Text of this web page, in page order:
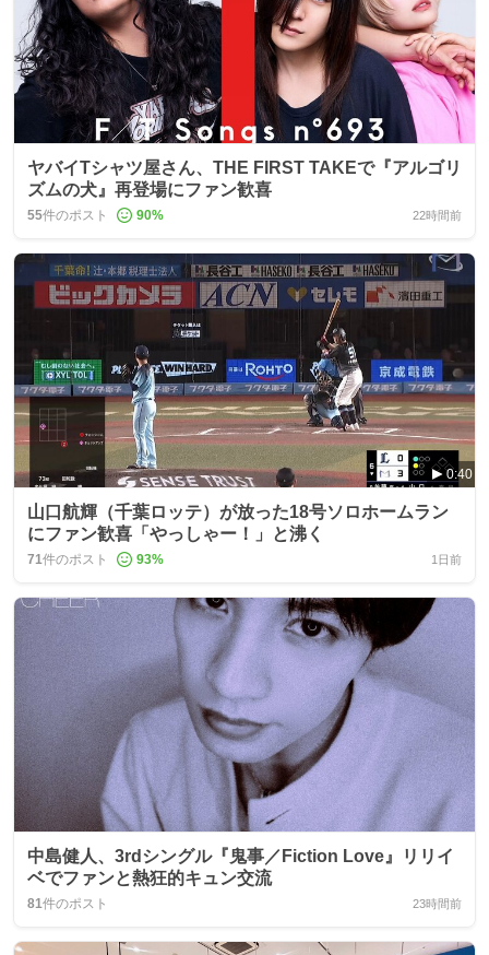
ヤバイTシャツ屋さん、THE FIRST TAKEで『アルゴリ
ズムの犬』再登場にファン歓喜
55件のポスト 90% 22時間前
0:40
山口航輝（千葉ロッテ）が放った18号ソロホームラン
にファン歓喜「やっしゃー！」と沸く
71件のポスト 93% 1日前
中島健人、3rdシングル『鬼事／Fiction Love』リリイ
ベでファンと熱狂的キュン交流
81件のポスト 23時間前